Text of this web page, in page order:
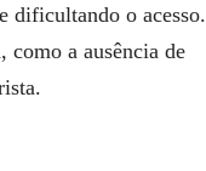
dificultando o acesso.
como a ausência de